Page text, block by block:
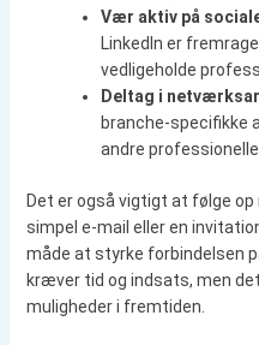
Vær aktiv på
LinkedIn er
vedligeholde
Deltag i
branche-specifikke
andre professionelle.
Det er også vigtigt at følge op
simpel e-mail eller en
måde at styrke forbindelsen
kræver tid og indsats, men
muligheder i fremtiden.